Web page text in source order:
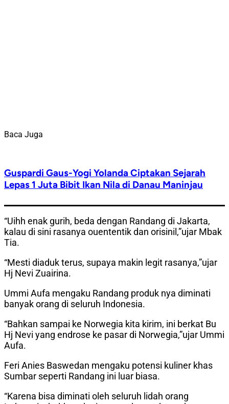
Baca Juga
Guspardi Gaus-Yogi Yolanda Ciptakan Sejarah
Lepas 1 Juta Bibit Ikan Nila di Danau Maninjau
“Uihh enak gurih, beda dengan Randang di Jakarta,
kalau di sini rasanya ouententik dan orisinil,”ujar Mbak
Tia.
“Mesti diaduk terus, supaya makin legit rasanya,”ujar
Hj Nevi Zuairina.
Ummi Aufa mengaku Randang produk nya diminati
banyak orang di seluruh Indonesia.
“Bahkan sampai ke Norwegia kita kirim, ini berkat Bu
Hj Nevi yang endrose ke pasar di Norwegia,”ujar Ummi
Aufa.
Feri Anies Baswedan mengaku potensi kuliner khas
Sumbar seperti Randang ini luar biasa.
“Karena bisa diminati oleh seluruh lidah orang